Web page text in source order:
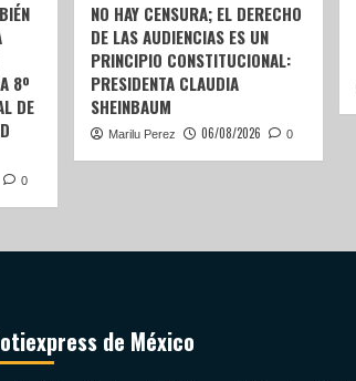
8º
DE
0
NO HAY CENSURA; EL DERECHO
DE LAS AUDIENCIAS ES UN
PRINCIPIO CONSTITUCIONAL:
PRESIDENTA CLAUDIA
SHEINBAUM
Marilu Perez 06/08/2026 0
de México